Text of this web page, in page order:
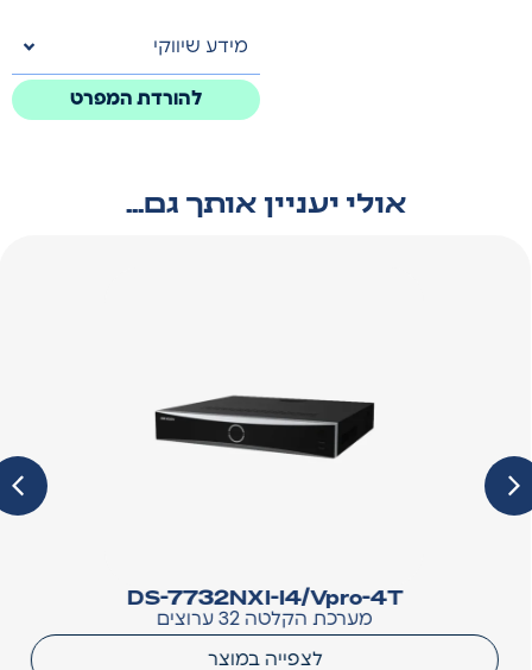
מידע שיווקי
להורדת המפרט
אולי יעניין אותך גם...
DS-7732NXI-I4/Vpro-4T
מערכת הקלטה 32 ערוצים
לצפייה במוצר